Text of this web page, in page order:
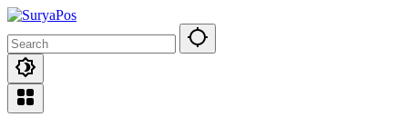
Skip
content